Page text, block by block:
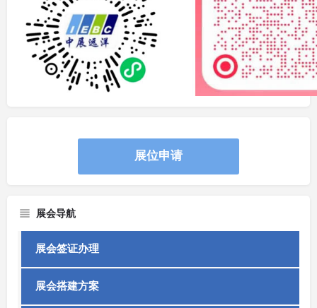
展位申请
展会导航
展会签证办理
展会搭建方案